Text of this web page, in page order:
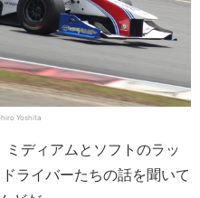
Yoshita
ディアムとソフトのラッ
ライバーたちの話を聞いて